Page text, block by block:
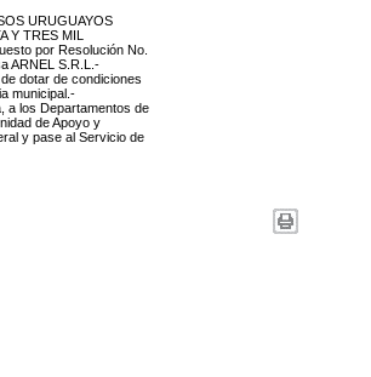
URUGUAYOS
Y TRES MIL
por Resolución No.
ARNEL S.R.L.-
dotar de condiciones
municipal.-
a los Departamentos de
de Apoyo y
y pase al Servicio de